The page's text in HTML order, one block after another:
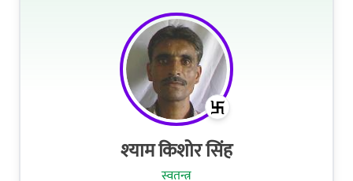
श्‍याम किशोर सिंह
स्वतन्त्र